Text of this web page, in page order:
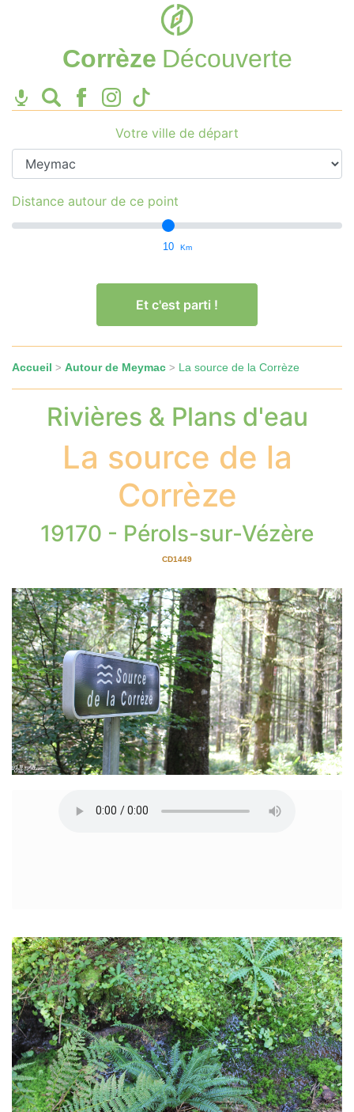
Corrèze Découverte
Votre ville de départ
Distance autour de ce point
10 Km
Et c'est parti !
Accueil > Autour de Meymac > La source de la Corrèze
Rivières & Plans d'eau
La source de la
Corrèze
19170 - Pérols-sur-Vézère
CD1449